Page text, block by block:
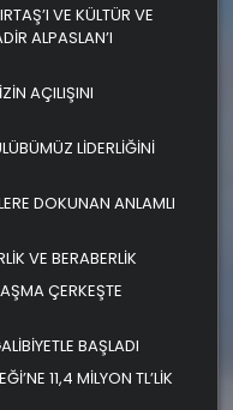
VE KÜLTÜR VE
ALPASLAN’I
AÇILIŞINI
LİDERLİĞİNİ
DOKUNAN ANLAMLI
VE BERABERLİK
ÇERKEŞTE
BAŞLADI
11,4 MİLYON TL’LİK